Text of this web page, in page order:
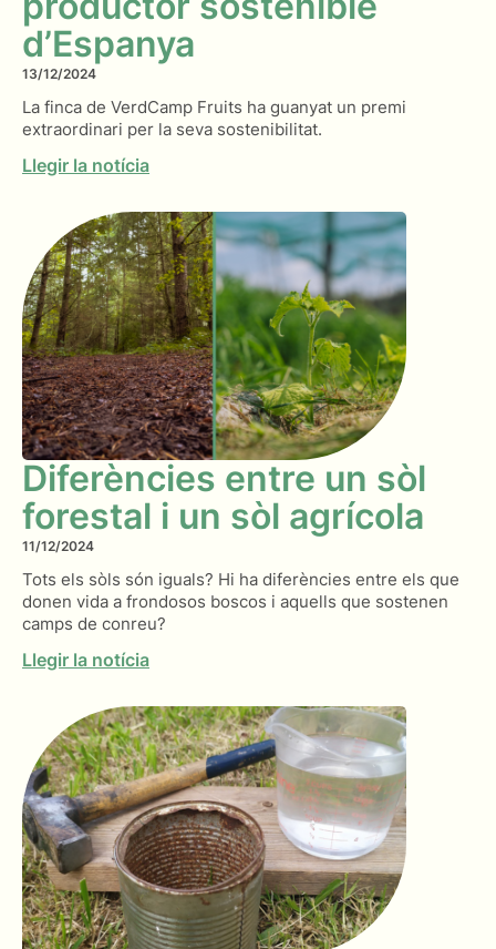
d’Espanya
13/12/2024
La finca de VerdCamp Fruits ha guanyat un premi
extraordinari per la seva sostenibilitat.
Llegir la notícia
Diferències entre un sòl
forestal i un sòl agrícola
11/12/2024
Tots els sòls són iguals? Hi ha diferències entre els que
donen vida a frondosos boscos i aquells que sostenen
camps de conreu?
Llegir la notícia